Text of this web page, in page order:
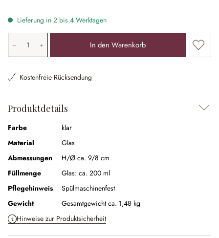
Lieferung in 2 bis 4 Werktagen
Produkt Anzahl: Gib den gewünschten Wert ein oder
In den Warenkorb Zum
Kostenfreie Rücksendung
Produktdetails
Farbe
klar
Material
Glas
Abmessungen
H/Ø ca. 9/8 cm
Füllmenge
Glas: ca. 200 ml
Pflegehinweis
Spülmaschinenfest
Gewicht
Gesamtgewicht ca. 1,48 kg
Hinweise zur Produktsicherheit